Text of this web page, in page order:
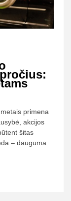
primena
akcijos
šitas
– dauguma